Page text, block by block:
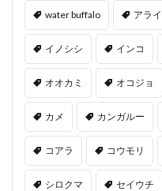
water buffalo アラ
イノシシ インコ
オオカミ オコジョ
カメ カンガルー
コアラ コウモリ
シロクマ セイウチ